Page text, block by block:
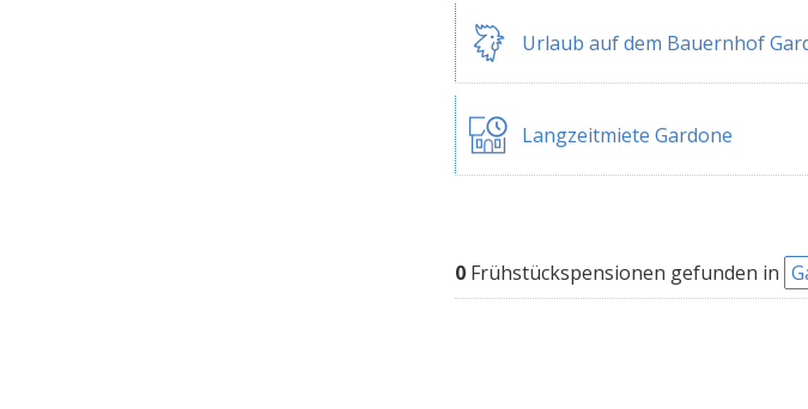
Urlaub auf dem Bauernhof
Langzeitmiete Gardone
0 Frühstückspensionen gefunden in